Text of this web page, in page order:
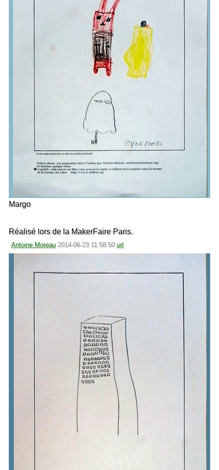
Margo
Réalisé lors de la MakerFaire Paris.
Antoine Moreau 2014-06-23 11:58:50 url